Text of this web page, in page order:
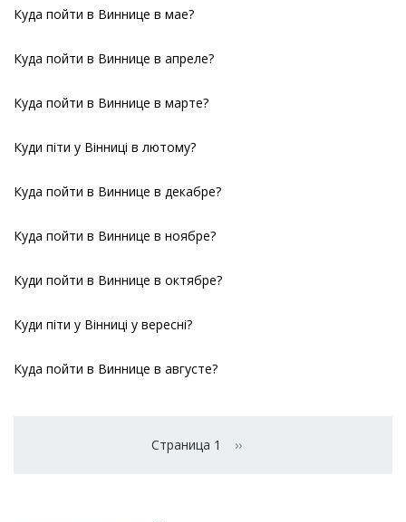
Куда пойти в Виннице в мае?
Куда пойти в Виннице в апреле?
Куда пойти в Виннице в марте?
Куди піти у Вінниці в лютому?
Куда пойти в Виннице в декабре?
Куда пойти в Виннице в ноябре?
Куди пойти в Виннице в октябре?
Куди піти у Вінниці у вересні?
Куда пойти в Виннице в августе?
Страница 1 Следующая страница
››